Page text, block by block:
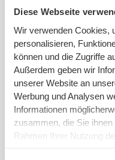
Diese Webseite
Wir verwenden Cookies,
personalisieren,
können und die Zugriffe
Außerdem geben wir
unserer Website an
Werbung und Analysen
Informationen
zusammen, die Sie
Rahmen Ihrer Nutzung
căldură pe la
de încălzit duc la
%.
4. Încălzirea corectă
Unora le place
încălzire ridicate.